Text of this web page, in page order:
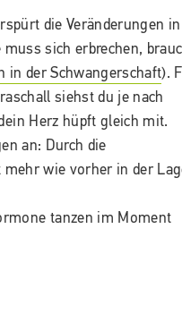
die Veränderungen in
sich erbrechen,
in der Schwangerschaft).
siehst du je nach
Herz hüpft gleich mit.
an: Durch die
wie vorher in der
tanzen im Moment